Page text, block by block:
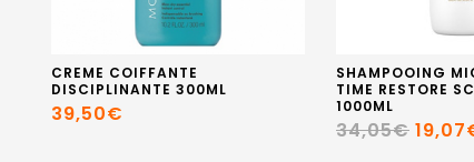
CREME COIFFANTE
DISCIPLINANTE 300ML
39,50€
SHAMPOOING
TIME RESTORE
1000ML
34,05€